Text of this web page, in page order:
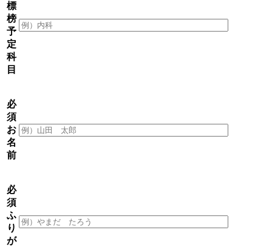
標
榜
予
定
科
目
必
須
お
名
前
必
須
ふ
り
が